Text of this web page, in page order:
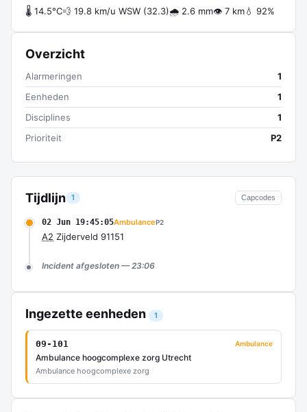
Tijdlijn 1 Capcodes
02 Jun 19:45:05AmbulanceP2
A2 Zijderveld 91151
Incident afgesloten — 23:06
Ingezette eenheden 1
09-101 Ambulance
Ambulance hoogcomplexe zorg Utrecht
Ambulance hoogcomplexe zorg
🌡 14.5°C💨 19.8 km/u WSW (32.3)🌧 2.6 mm👁 7 km💧 92%
Overzicht
Alarmeringen
1
Eenheden
1
Disciplines
1
Prioriteit
P2